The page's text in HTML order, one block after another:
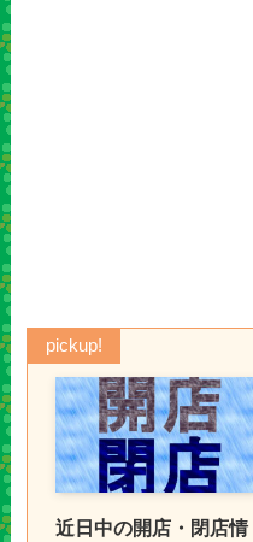
pickup!
近日中の開店・閉店情